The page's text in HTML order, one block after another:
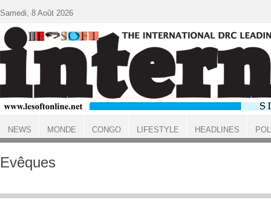
ACCUEIL
Evêques
Samedi, 8 Août 2026
NEWS MONDE CONGO LIFESTYLE HEADLINES